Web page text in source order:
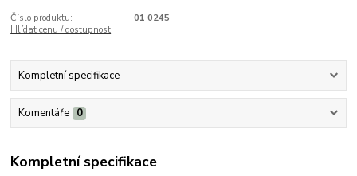
Číslo produktu:
01 0245
Hlídat cenu / dostupnost
Kompletní specifikace
Komentáře 0
Kompletní specifikace